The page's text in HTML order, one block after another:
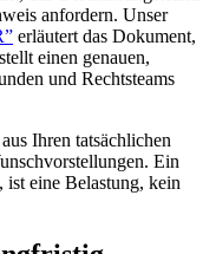
anfordern. Unser
erläutert das Dokument,
einen genauen,
und Rechtsteams
Ihren tatsächlichen
Ein
eine Belastung, kein